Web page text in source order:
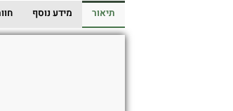
אוטומטית
בצבע
ירוק
תיאור מידע נוסף